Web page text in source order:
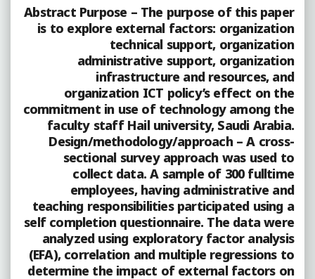
Abstract Purpose – The purpose of this paper
is to explore external factors: organization
technical support, organization
administrative support, organization
infrastructure and resources, and
organization ICT policy’s effect on the
commitment in use of technology among the
faculty staff Hail university, Saudi Arabia.
Design/methodology/approach – A cross-
sectional survey approach was used to
collect data. A sample of 300 fulltime
employees, having administrative and
teaching responsibilities participated using a
self completion questionnaire. The data were
analyzed using exploratory factor analysis
(EFA), correlation and multiple regressions to
determine the impact of external factors on